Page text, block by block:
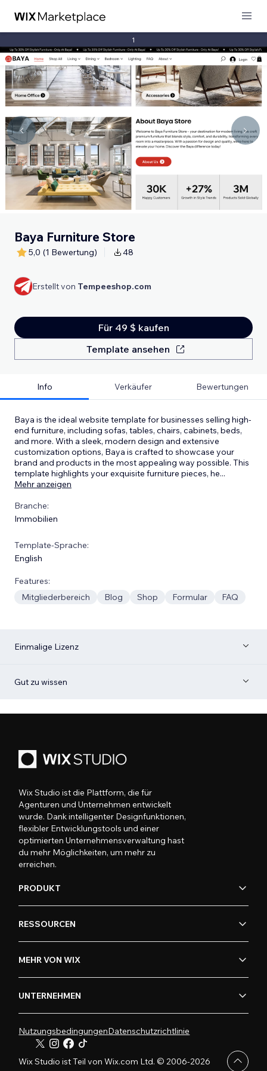
1
Baya Furniture Store
5,0 (1 Bewertung) 48
Erstellt von Tempeeshop.com
Für 49 $ kaufen
Template ansehen
Info Verkäufer Bewertungen
Baya is the ideal website template for businesses selling high-
end furniture, including sofas, tables, chairs, cabinets, beds,
and more. With a sleek, modern design and extensive
customization options, Baya is crafted to showcase your
brand and products in the most appealing way possible. This
template highlights your exquisite furniture pieces, he...
Mehr anzeigen
Branche:
Immobilien
Template-Sprache:
English
Features:
Mitgliederbereich
Blog Shop Formular FAQ
Einmalige Lizenz
Gut zu wissen
Wix Studio ist die Plattform, die für
Agenturen und Unternehmen entwickelt
wurde. Dank intelligenter Designfunktionen,
flexibler Entwicklungstools und einer
optimierten Unternehmensverwaltung hast
du mehr Möglichkeiten, um mehr zu
erreichen.
PRODUKT
RESSOURCEN
MEHR VON WIX
UNTERNEHMEN
NutzungsbedingungenDatenschutzrichtlinie
Wix Studio ist Teil von Wix.com Ltd. © 2006-2026